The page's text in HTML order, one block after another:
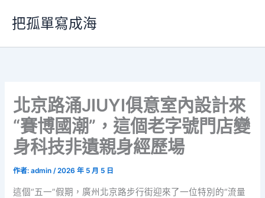
要
把孤單寫成海
北京路涌JIUYI俱意室內設計來
“賽博國潮”，這個老字號門店變
身科技非遺親身經歷場
作者:admin/2026 年 5 月 5 日
這個“五一”假期，廣州北京路步行街迎來了一位特別的“流量